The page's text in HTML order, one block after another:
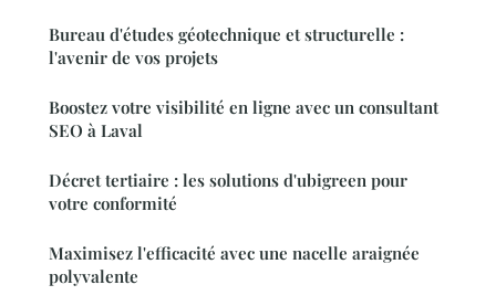
Bureau d'études géotechnique et structurelle :
l'avenir de vos projets
Boostez votre visibilité en ligne avec un consultant
SEO à Laval
Décret tertiaire : les solutions d'ubigreen pour
votre conformité
Maximisez l'efficacité avec une nacelle araignée
polyvalente